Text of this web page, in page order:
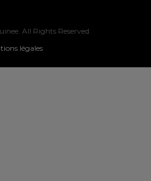
All Rights Reserved.
légales